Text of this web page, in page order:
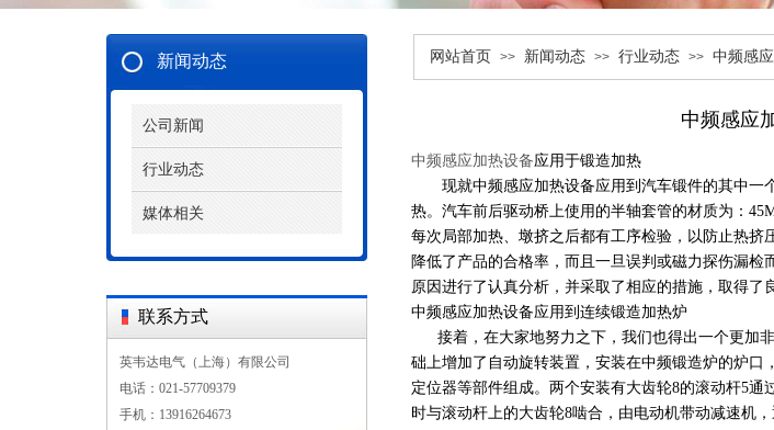
网站首页 >> 新闻动态 >> 行业动态 >> 中频感
新闻动态
公司新闻
行业动态
媒体相关
中频感应
中频感应加热设备应用于锻造加热
现就中频感应加热设备应用到汽车锻件的其中一
热。汽车前后驱动桥上使用的半轴套管的材质为：
每次局部加热、墩挤之后都有工序检验，以防止热
降低了产品的合格率，而且一旦误判或磁力探伤漏
原因进行了认真分析，并采取了相应的措施，取得了
中频感应加热设备应用到连续锻造加热炉
接着，在大家地努力之下，我们也得出一个更加
础上增加了自动旋转装置，安装在中频锻造炉的炉
定位器等部件组成。两个安装有大齿轮8的滚动杆5
时与滚动杆上的大齿轮8啮合，由电动机带动减速机
联系方式
英韦达电气（上海）有限公司
电话：021-57709379
手机：13916264673